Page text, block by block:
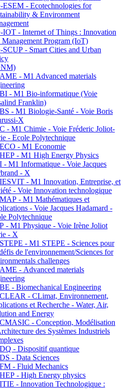
ESEM - Ecotechnologies for
& Environment
IOT - Internet of Things : Innovation
Management Program (IoT)
SCUP - Smart Cities and Urban
- M1 Advanced materials
- M1 Bio-informatique (Voie
Franklin)
- M1 Biologie-Santé - Voie Boris
X
- M1 Chimie - Voie Fréderic Joliot-
- Ecole Polytechnique
- M1 Economie
- M1 High Energy Physics
- M1 Informatique - Voie Jacques
- X
- M1 Innovation, Entreprise, et
- Voie Innovation technologique
- M1 Mathématiques et
- Voie Jacques Hadamard -
Polytechnique
- M1 Physique - Voie Irène Joliot
- X
- M1 STEPE - Sciences pour
de l'environnement/Sciences for
challenges
- Advanced materials
- Biomechanical Engineering
- CLimat, Environnement,
et Recherche - Water, Air,
and Energy
- Conception, Modélisation
des Systèmes Industriels
- Dispositif quantique
- Data Sciences
- Fluid Mechanics
- High Energy physics
- Innovation Technologique :